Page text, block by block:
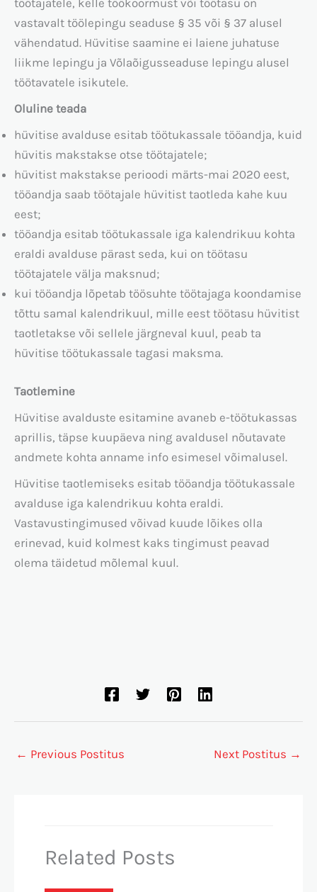
töötajatele, kelle töökoormust või töötasu on
vastavalt töölepingu seaduse § 35 või § 37 alusel
vähendatud. Hüvitise saamine ei laiene juhatuse
liikme lepingu ja Võlaõigusseaduse lepingu alusel
töötavatele isikutele.
Oluline teada
hüvitise avalduse esitab töötukassale tööandja, kuid
hüvitis makstakse otse töötajatele;
hüvitist makstakse perioodi märts-mai 2020 eest,
tööandja saab töötajale hüvitist taotleda kahe kuu
eest;
tööandja esitab töötukassale iga kalendrikuu kohta
eraldi avalduse pärast seda, kui on töötasu
töötajatele välja maksnud;
kui tööandja lõpetab töösuhte töötajaga koondamise
tõttu samal kalendrikuul, mille eest töötasu hüvitist
taotletakse või sellele järgneval kuul, peab ta
hüvitise töötukassale tagasi maksma.
Taotlemine
Hüvitise avalduste esitamine avaneb e-töötukassas
aprillis, täpse kuupäeva ning avaldusel nõutavate
andmete kohta anname info esimesel võimalusel.
Hüvitise taotlemiseks esitab tööandja töötukassale
avalduse iga kalendrikuu kohta eraldi.
Vastavustingimused võivad kuude lõikes olla
erinevad, kuid kolmest kaks tingimust peavad
olema täidetud mõlemal kuul.
← Previous Postitus Next Postitus →
Related Posts